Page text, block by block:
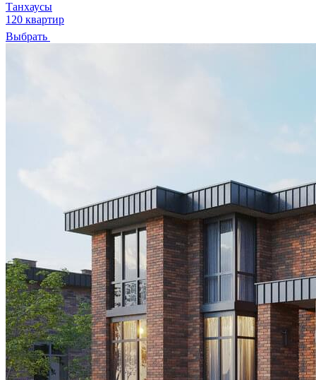
Танхаусы
120 квартир
Выбрать